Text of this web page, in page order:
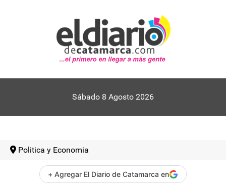
Sábado 8 Agosto 2026
Politica y Economia
+ Agregar El Diario de Catamarca en